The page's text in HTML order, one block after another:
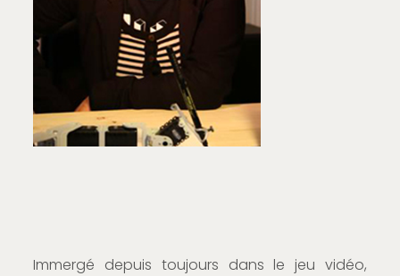
Immergé depuis toujours dans le jeu vidéo,